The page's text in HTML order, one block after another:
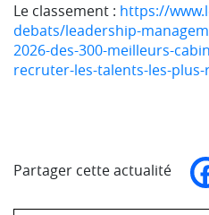
Le classement : https://
debats/leadership-
2026-des-300-meilleurs-
recruter-les-talents-les-
Partager cette actualité